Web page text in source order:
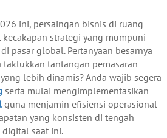
ini, persaingan bisnis di ruang
strategi yang mumpuni
pasar global. Pertanyaan besarnya
tantangan pemasaran
lebih dinamis? Anda wajib segera
serta mulai mengimplementasikan
guna menjamin efisiensi operasional
yang konsisten di tengah
saat ini.